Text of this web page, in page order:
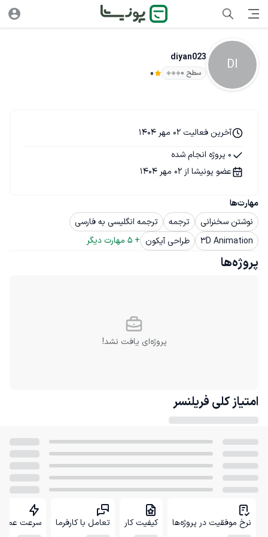
DI
diyan023
سطح ۰ 0
مهارت‌ها
نوشتن سخنرانی
ترجمه
ترجمه انگلیسی به فارسی
3D Animation
طراحی آیکون +
5 مهارت دیگر
آخرین فعالیت 02 مهر 1404
0 پروژه انجام شده
عضو پونیشا از 02 مهر 1404
پروژه‌ها
پروژه‌ای یافت نشد!
امتیاز کلی فریلنسر
نرخ موفقیت در پروژه‌ها کیفیت کار تعامل با کارفرما سرعت عمل